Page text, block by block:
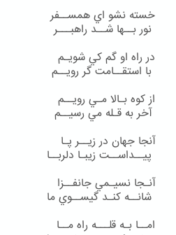
خسته نشو اي همســفر
نور بــها شــد راهبـــر
در راه او گم كي شويـم
با استقــامت گر رويــم
از كوه بـالا مـي رويــم
آخر به قـله مي رسيــم
آنجا جهان در زيــر پـا
پيــداســت زيبـا دلربــا
آنـجا نسيـمي جانفــزا
شانــه كنـد گيســوي ما
امــا بـه قلـــه راه مــا